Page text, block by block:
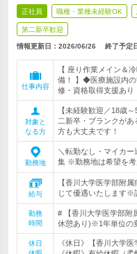
正社員 職種・業種未経験OK
第二新卒歓迎
情報更新日：2026/06/26 終了予定
仕事内容
【 座り作業メイン＆
備！ 】◆医療施設内
修・資格取得支援あり
対象と
なる方
【未経験歓迎／18歳
二新卒・ブランクが
方も大丈夫です！
勤務地
＼転勤なし・マイカ
集 ※勤務地は希望を考
給与
【香川大学医学部附
じて優遇いたします※
勤務
時間
# 【香川大学医学部附
休憩あり)※1年単位の
休日
《休日》【香川大学